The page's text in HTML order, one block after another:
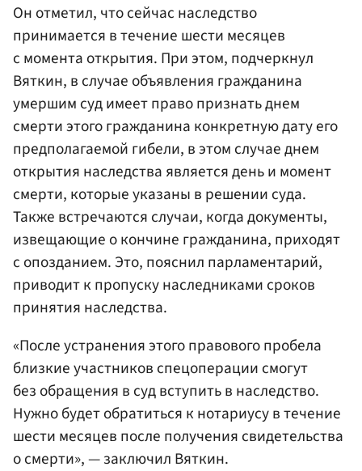
Он отметил, что сейчас наследство
принимается в течение шести месяцев
с момента открытия. При этом, подчеркнул
Вяткин, в случае объявления гражданина
умершим суд имеет право признать днем
смерти этого гражданина конкретную дату его
предполагаемой гибели, в этом случае днем
открытия наследства является день и момент
смерти, которые указаны в решении суда.
Также встречаются случаи, когда документы,
извещающие о кончине гражданина, приходят
с опозданием. Это, пояснил парламентарий,
приводит к пропуску наследниками сроков
принятия наследства.
«После устранения этого правового пробела
близкие участников спецоперации смогут
без обращения в суд вступить в наследство.
Нужно будет обратиться к нотариусу в течение
шести месяцев после получения свидетельства
о смерти», — заключил Вяткин.